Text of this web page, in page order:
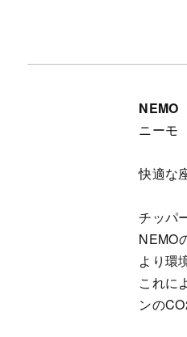
NEMO
ニーモ
快適な
チッパ
NEMO
より環
これに
ンの